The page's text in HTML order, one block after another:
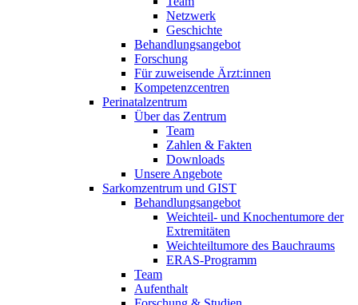
Netzwerk
Geschichte
Behandlungsangebot
Forschung
Für zuweisende Ärzt:innen
Kompetenzcentren
Perinatalzentrum
Über das Zentrum
Team
Zahlen & Fakten
Downloads
Unsere Angebote
Sarkomzentrum und GIST
Behandlungsangebot
Weichteil- und Knochentumore der
Extremitäten
Weichteiltumore des Bauchraums
ERAS-Programm
Team
Aufenthalt